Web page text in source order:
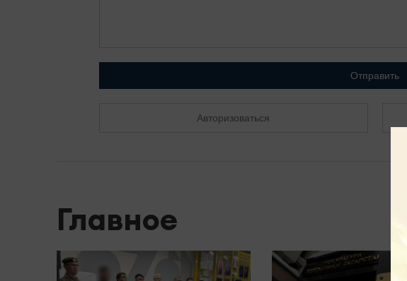
Отправить
Авторизоваться
Главное